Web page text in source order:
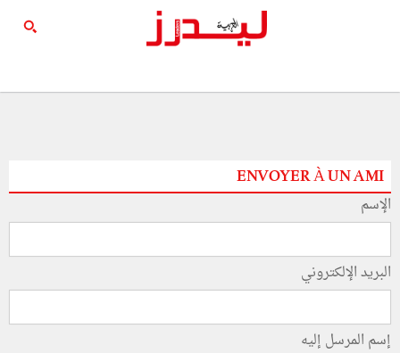
ENVOYER À UN AMI
الإسم
البريد الإلكتروني
إسم المرسل إليه